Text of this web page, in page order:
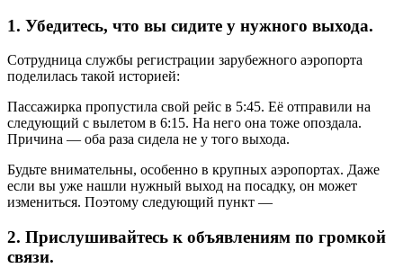
1. Убедитесь, что вы сидите у нужного выхода.
Сотрудница службы регистрации зарубежного аэропорта
поделилась такой историей:
Пассажирка пропустила свой рейс в 5:45. Её отправили на
следующий с вылетом в 6:15. На него она тоже опоздала.
Причина — оба раза сидела не у того выхода.
Будьте внимательны, особенно в крупных аэропортах. Даже
если вы уже нашли нужный выход на посадку, он может
измениться. Поэтому следующий пункт —
2. Прислушивайтесь к объявлениям по громкой
связи.